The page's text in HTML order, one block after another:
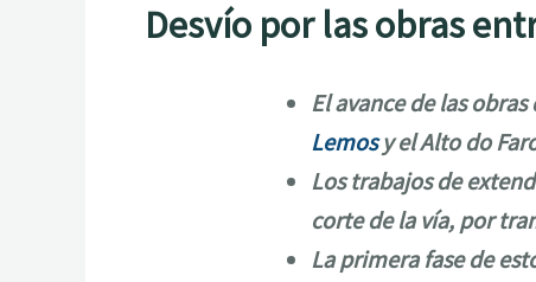
Desvío por las obras
El avance de las
Lemosy el Alto do
Los trabajos de
corte de la vía, por
La primera fase de